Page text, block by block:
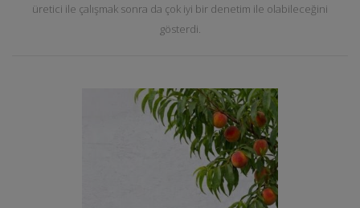
üretici ile çalışmak sonra da çok iyi bir denetim ile olabileceğini
gösterdi.